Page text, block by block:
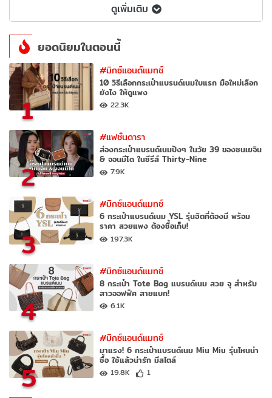
ดูเพิ่มเติม
ยอดนิยมในตอนนี้
1
#มิกซ์แอนด์แมทช์
10 วิธีเลือกกระเป๋าแบรนด์เนมใบแรก มือใหม่เลือก
ยังไง ให้ดูแพง
22.3K
2
#แฟชั่นดารา
ส่องกระเป๋าแบรนด์เนมปังๆ ในวัย 39 ของซนเยจิน
& จอนมีโด ในซีรีส์ Thirty-Nine
7.9K
3
#มิกซ์แอนด์แมทช์
6 กระเป๋าแบรนด์เนม YSL รุ่นฮิตที่ต้องมี พร้อม
ราคา สวยแพง ต้องซื้อเก็บ!
197.3K
4
#มิกซ์แอนด์แมทช์
8 กระเป๋า Tote Bag แบรนด์เนม สวย จุ สำหรับ
สาวออฟฟิศ สายแบก!
6.1K
5
#มิกซ์แอนด์แมทช์
มาแรง! 6 กระเป๋าแบรนด์เนม Miu Miu รุ่นไหนน่า
ซื้อ ใช้แล้วน่ารัก มีสไตล์
19.8K 1